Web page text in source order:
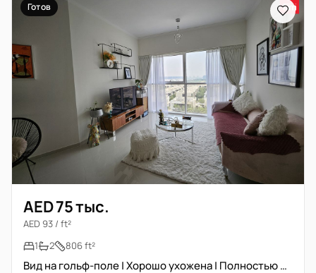
Готов
AED 75 тыс.
AED 93 / ft²
1
2 806 ft²
Вид на гольф-поле | Хорошо ухожена | Полностью меблирована